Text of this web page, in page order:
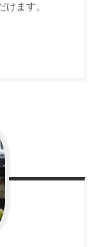
ます。